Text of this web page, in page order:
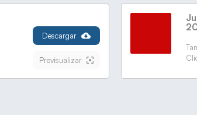
Descargar
Previsualizar